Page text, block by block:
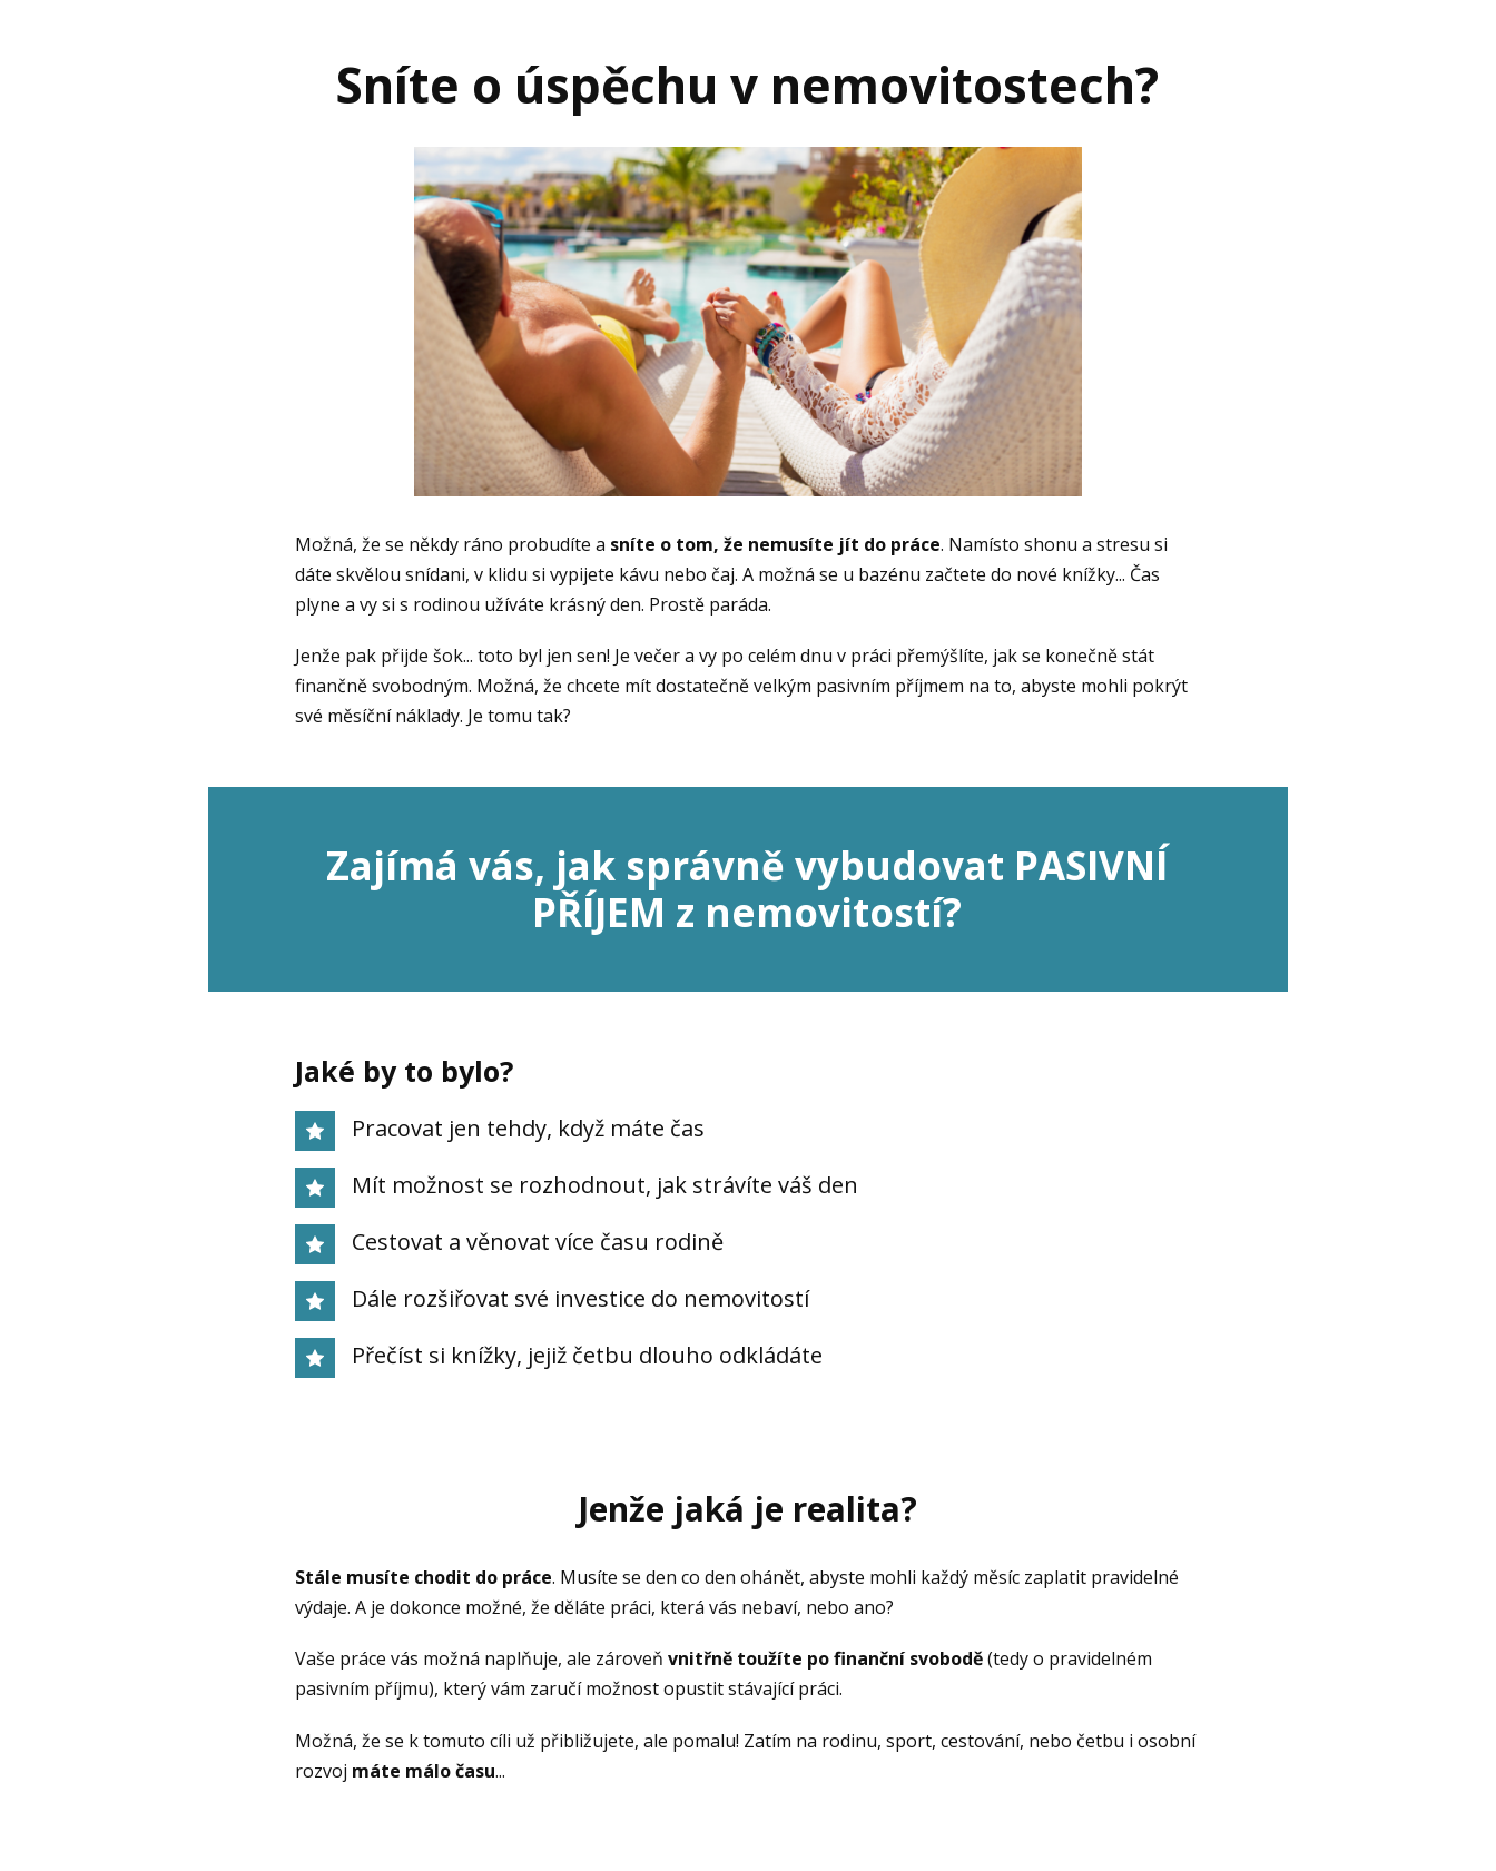
Sníte o úspěchu v nemovitostech?
Možná, že se někdy ráno probudíte a sníte o tom, že nemusíte jít do práce. Namísto shonu a stresu si
dáte skvělou snídani, v klidu si vypijete kávu nebo čaj. A možná se u bazénu začtete do nové knížky... Čas
plyne a vy si s rodinou užíváte krásný den. Prostě paráda.
Jenže pak přijde šok... toto byl jen sen! Je večer a vy po celém dnu v práci přemýšlíte, jak se konečně stát
finančně svobodným. Možná, že chcete mít dostatečně velkým pasivním příjmem na to, abyste mohli pokrýt
své měsíční náklady. Je tomu tak?
Zajímá vás, jak správně vybudovat PASIVNÍ
PŘÍJEM z nemovitostí?
Jaké by to bylo?
Pracovat jen tehdy, když máte čas
Mít možnost se rozhodnout, jak strávíte váš den
Cestovat a věnovat více času rodině
Dále rozšiřovat své investice do nemovitostí
Přečíst si knížky, jejiž četbu dlouho odkládáte
Jenže jaká je realita?
Stále musíte chodit do práce. Musíte se den co den ohánět, abyste mohli každý měsíc zaplatit pravidelné
výdaje. A je dokonce možné, že děláte práci, která vás nebaví, nebo ano?
Vaše práce vás možná naplňuje, ale zároveň vnitřně toužíte po finanční svobodě(tedy o pravidelném
pasivním příjmu), který vám zaručí možnost opustit stávající práci.
Možná, že se k tomuto cíli už přibližujete, ale pomalu! Zatím na rodinu, sport, cestování, nebo četbu i osobní
rozvoj máte málo času...